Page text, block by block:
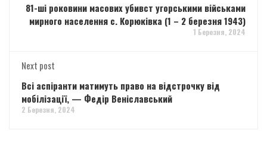
81-ші роковини масових убивст угорськими військами
мирного населення с. Корюківка (1 – 2 березня 1943)
1 Березня, 2024
Next post
Всі аспіранти матимуть право на відстрочку від
мобілізації, — Федір Веніславський
2 Березня, 2024